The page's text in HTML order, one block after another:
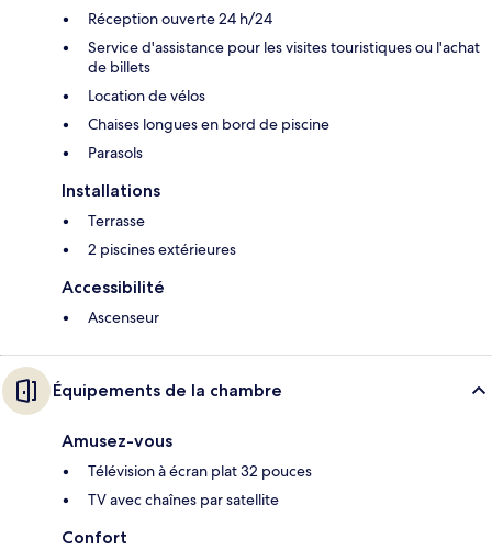
Réception ouverte 24 h/24
Service d'assistance pour les visites touristiques ou l'achat
de billets
Location de vélos
Chaises longues en bord de piscine
Parasols
Installations
Terrasse
2 piscines extérieures
Accessibilité
Ascenseur
Équipements de la chambre
Amusez-vous
Télévision à écran plat 32 pouces
TV avec chaînes par satellite
Confort